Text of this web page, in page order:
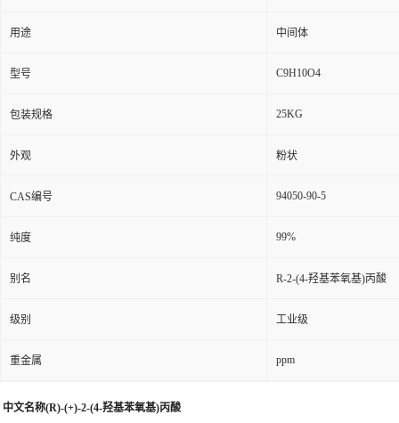
用途 中间体
型号 C9H10O4
包装规格 25KG
外观 粉状
CAS编号 94050-90-5
纯度 99%
别名 R-2-(4-羟基苯氧基)丙酸
级别 工业级
重金属 ppm
中文名称(R)-(+)-2-(4-羟基苯氧基)丙酸